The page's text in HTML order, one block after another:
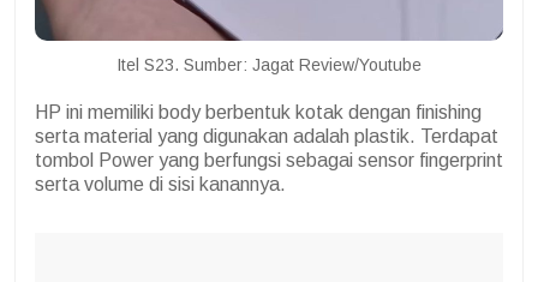
Itel S23. Sumber: Jagat Review/Youtube
HP ini memiliki body berbentuk kotak dengan finishing
serta material yang digunakan adalah plastik. Terdapat
tombol Power yang berfungsi sebagai sensor fingerprint
serta volume di sisi kanannya.